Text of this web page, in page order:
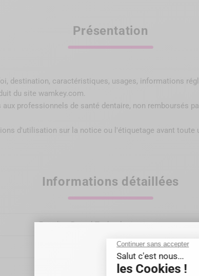
Présentation
destination, caractéristiques, usages, informations
du site wamkey.com.
professionnels de santé dentaire, non remboursés
d'utilisation sur la notice ou l'étiquetage avant toute
Informations détaillées
Paradise Dental Technologies
autoclavable à 135°C/275°F